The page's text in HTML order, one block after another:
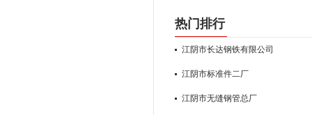
热门排行
江阴市长达钢铁有限公司
江阴市标准件二厂
江阴市无缝钢管总厂